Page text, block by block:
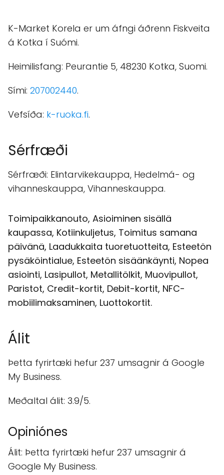
K-Market Korela er um áfngi áðrenn Fiskveita
á Kotka í Suómi.
Heimilisfang: Peurantie 5, 48230 Kotka, Suomi.
Sími: 207002440.
Vefsíða: k-ruoka.fi.
Sérfræði
Sérfræði: Elintarvikekauppa, Hedelmá- og
vihanneskauppa, Vihanneskauppa.
Toimipaikkanouto, Asioiminen sisällä
kaupassa, Kotiinkuljetus, Toimitus samana
päivänä, Laadukkaita tuoretuotteita, Esteetön
pysäköintialue, Esteetön sisäänkäynti, Nopea
asiointi, Lasipullot, Metallitölkit, Muovipullot,
Paristot, Credit-kortit, Debit-kortit, NFC-
mobiilimaksaminen, Luottokortit.
Álit
Þetta fyrirtæki hefur 237 umsagnir á Google
My Business.
Meðaltal álit: 3.9/5.
Opiniónes
Álit: Þetta fyrirtæki hefur 237 umsagnir á
Google My Business.